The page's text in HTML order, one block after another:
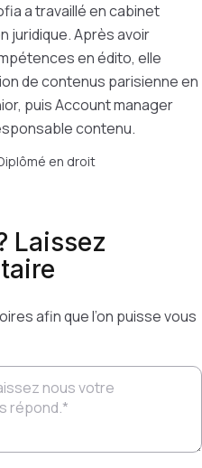
a travaillé en cabinet
juridique. Après avoir
en édito, elle
de contenus parisienne en
puis Account manager
contenu.
en droit
Laissez
afin que l’on puisse vous